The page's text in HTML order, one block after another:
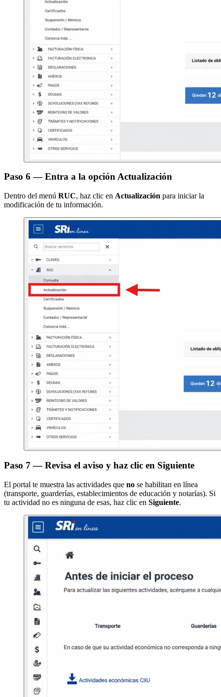
Paso 6 — Entra a la opción Actualización
Dentro del menú RUC, haz clic en Actualización para iniciar la
modificación de tu información.
Paso 7 — Revisa el aviso y haz clic en Siguiente
El portal te muestra las actividades que no se habilitan en línea
(transporte, guarderías, establecimientos de educación y notarías). Si
tu actividad no es ninguna de esas, haz clic en Siguiente.